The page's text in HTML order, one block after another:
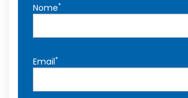
Nome*
Email*